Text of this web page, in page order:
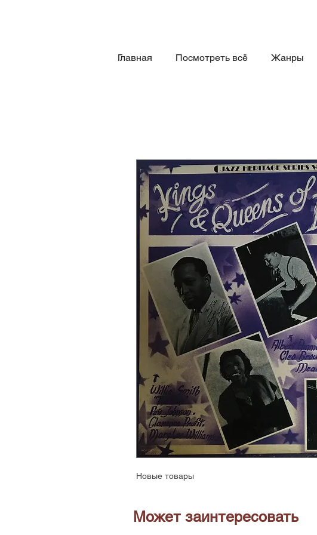
Главная Посмотреть всё Жанры
Новые товары
Может заинтересовать